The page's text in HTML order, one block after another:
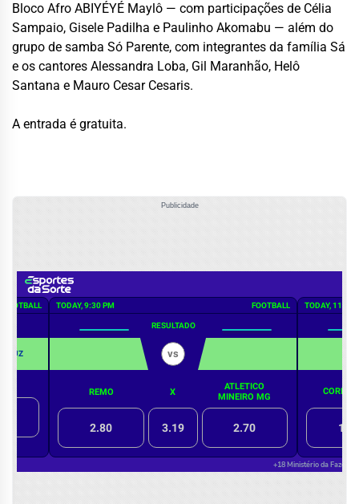
Bloco Afro ABIYÉYÉ Maylô — com participações de Célia
Sampaio, Gisele Padilha e Paulinho Akomabu — além do
grupo de samba Só Parente, com integrantes da família Sá
e os cantores Alessandra Loba, Gil Maranhão, Helô
Santana e Mauro Cesar Cesaris.
A entrada é gratuita.
Publicidade